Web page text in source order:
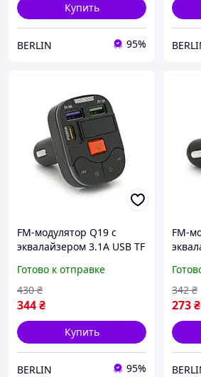
Купить
BERLIN 95%
FM-модулятор Q19 с
эквалайзером 3.1A USB TF
Готово к отправке
344₴
430 ₴
Купить
BERLIN 95%
FM-
273₴
342 ₴